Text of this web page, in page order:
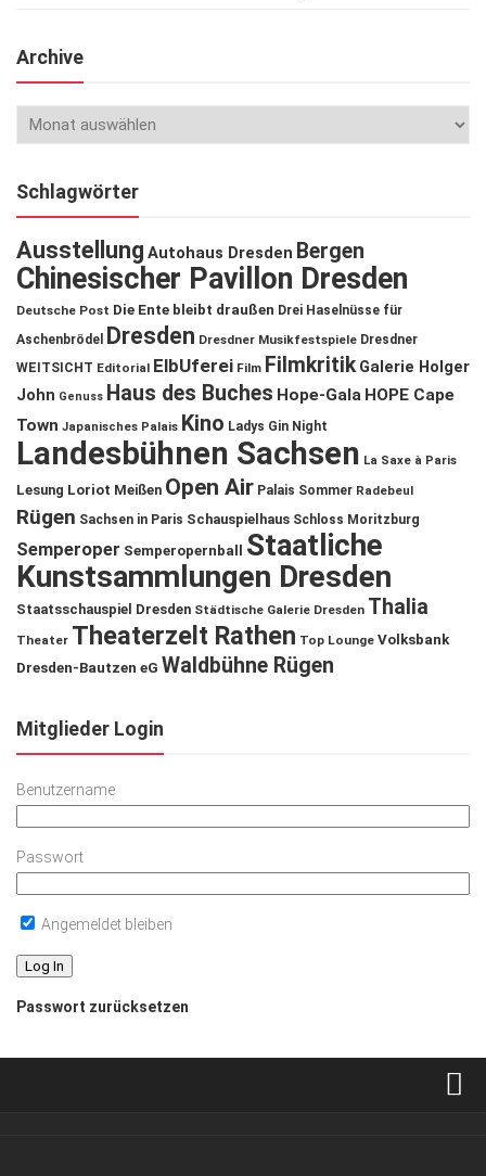
Archive
Schlagwörter
Ausstellung Autohaus Dresden Bergen
Chinesischer Pavillon Dresden
Deutsche Post Die Ente bleibt draußen Drei Haselnüsse für
Aschenbrödel
Dresden Dresdner Musikfestspiele Dresdner
WEITSICHT Editorial ElbUferei Film Filmkritik Galerie Holger
John Genuss Haus des Buches Hope-Gala HOPE Cape
Town Japanisches Palais Kino Ladys Gin Night
Landesbühnen Sachsen La Saxe à Paris
Lesung Loriot Meißen Open Air Palais Sommer Radebeul
Rügen Sachsen in Paris Schauspielhaus Schloss Moritzburg
Semperoper Semperopernball
Staatliche
Kunstsammlungen Dresden
Staatsschauspiel Dresden Städtische Galerie Dresden Thalia
Theater Theaterzelt Rathen Top Lounge Volksbank
Dresden-Bautzen eG Waldbühne Rügen
Mitglieder Login
Benutzername
Passwort
Angemeldet bleiben
Passwort zurücksetzen